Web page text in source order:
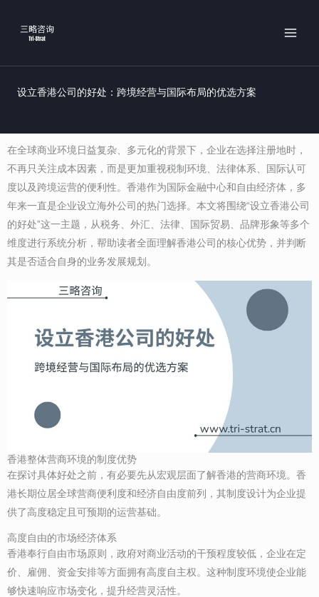
容
设立香港公司的好处：跨境经营与国际布局的优选方案
在全球商业环境日益复杂、多元化的背景下，企业在选择注册地时，
不再只关注成本因素，而是更加重视税制环境、法律体系、国际认可
度以及跨境运营的便利性。香港作为国际金融中心和自由经济体，多
年来一直是企业设立海外公司的热门选择。本文将围绕“设立香港公司
的好处”这一主题，从税务、外汇、法律、国际贸易、品牌形象等多个
维度进行系统分析，帮助读者全面理解香港公司的核心优势，并判断
其是否适合自身的业务发展规划。
香港整体营商环境的制度优势
在探讨具体好处之前，有必要先从宏观层面了解香港的营商环境。香
港长期位居全球营商便利度和经济自由度前列，其制度设计为企业提
供了高度稳定且可预期的运营基础。
高度自由的市场经济体系
香港奉行自由市场原则，政府对商业活动的干预程度较低，企业在定
价、雇佣、资金安排等方面拥有高度自主权。这种制度环境使企业能
够快速响应市场变化，提升经营灵活性。